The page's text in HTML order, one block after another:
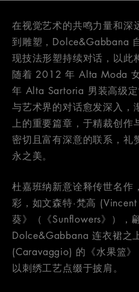
在视觉艺术的共鸣力量和深
到雕塑，Dolce&Gabbana
现技法形塑持续对话，以此
随着 2012 年 Alta Moda
年 Alta Sartoria 男装高级
与艺术界的对话愈发深入，
上的重要篇章，于精裁创作
密切且富有深意的联系，礼
永之美。
杜嘉班纳新意诠释传世名作
彩，如文森特·梵高
葵》（《Sunflowers》），
Dolce&Gabbana 连衣裙之
(Caravaggio) 的《水果篮》
以刺绣工艺点缀于披肩。